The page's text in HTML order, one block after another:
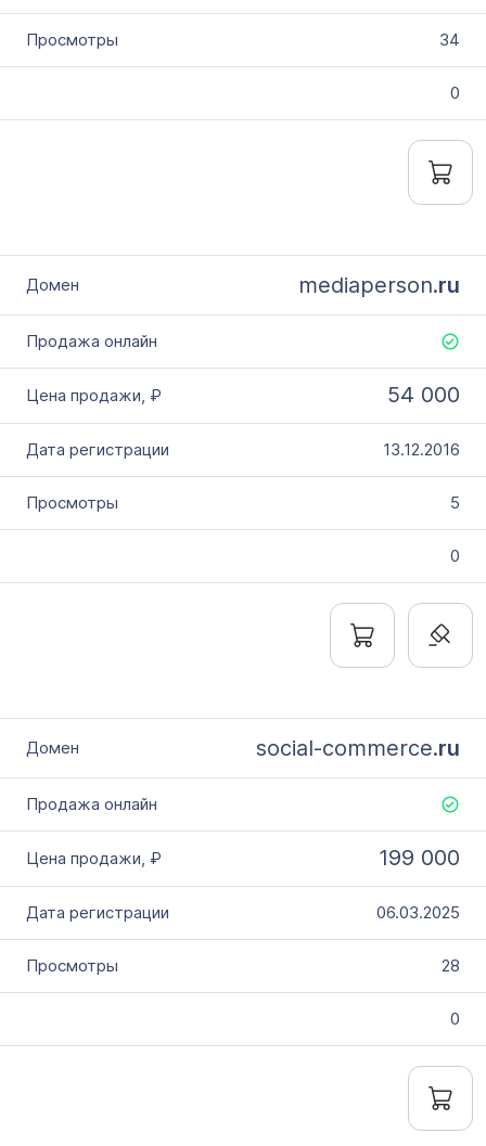
34
0
mediaperson.ru
54 000
13.12.2016
5
0
social-commerce.ru
199 000
06.03.2025
28
0